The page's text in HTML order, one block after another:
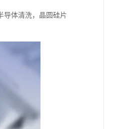
导体清洗，晶圆硅片